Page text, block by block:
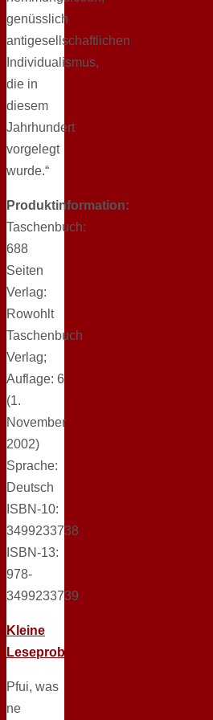
genüsslich
antigesellschaftlichen
Individualismus,
die in
diesem
Jahrhundert
vorgelegt
wurde.“
Produktinformation:
Taschenbuch:
688
Seiten
Verlag:
Rowohlt
Taschenbuch
Verlag;
Auflage: 6
(1.
November
2002)
Sprache:
Deutsch
ISBN-10:
3499233738
ISBN-13:
978-
3499233739
Kleine
Leseprobe
Pfui, was
ne